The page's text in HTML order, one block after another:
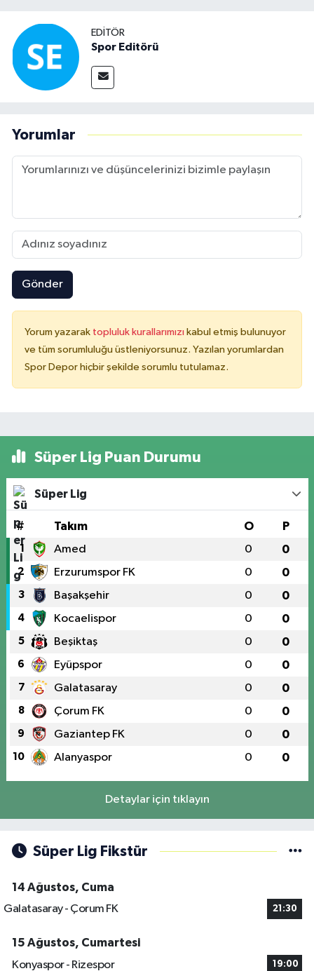
EDITÖR
Spor Editörü
Yorumlar
Gönder
Yorum yazarak topluluk kurallarımızı kabul etmiş bulunuyor
ve tüm sorumluluğu üstleniyorsunuz. Yazılan yorumlardan
Spor Depor hiçbir şekilde sorumlu tutulamaz.
Süper Lig Puan Durumu
Süper Lig
# Takım O P
1 Amed 0 0
2 Erzurumspor FK 0 0
3 Başakşehir 0 0
4 Kocaelispor 0 0
5 Beşiktaş 0 0
6 Eyüpspor 0 0
7 Galatasaray 0 0
8 Çorum FK 0 0
9 Gaziantep FK 0 0
10 Alanyaspor 0 0
Detaylar için tıklayın
Süper Lig Fikstür
14 Ağustos, Cuma
Galatasaray - Çorum FK
21:30
15 Ağustos, Cumartesi
Konyaspor - Rizespor
19:00